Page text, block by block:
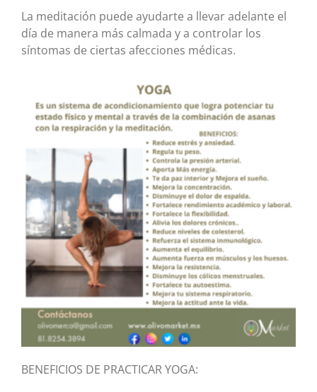
La meditación puede ayudarte a llevar adelante el
día de manera más calmada y a controlar los
síntomas de ciertas afecciones médicas.
BENEFICIOS DE PRACTICAR YOGA: